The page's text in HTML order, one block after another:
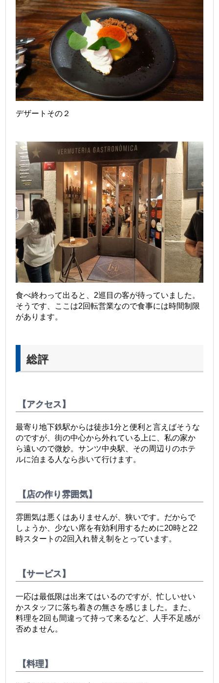
デザートその２
食べ終わって出ると、2巡目の客が待っていました。
そうです、ここは2回転営業なので食事には時間制限
があります。
総評
【アクセス】
最寄り地下鉄駅からは徒歩1分と便利と言えばそうな
のですが、街の中心から外れている上に、私の家か
ら遠いので微妙。サンツ中央駅、その周辺りのホテ
ルに泊まる人なら歩いて行けます。
【店の作り雰囲気】
雰囲気は悪くはありませんが、狭いです。だからで
しょうか、少ない席を有効利用するために20時と22
時スタートの2回入れ替え制をとっています。
【サービス】
一応は最低限は出来てはいるのですが、忙しいせい
かスタッフに落ち着きの無さを感じました。また、
料理を2回も間違って持って来るなど、人手不足感が
否めません。
【料理】